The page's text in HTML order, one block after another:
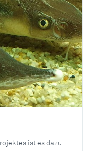
Das übergeordnete Ziel dieses LIFE-Projektes ist es dazu beizutragen, die vier verbliebenen Donaustörarten vor dem Aussterben zu bewahren: den Sterlet, den Waxdick, den Sternhausen und den Hausen.